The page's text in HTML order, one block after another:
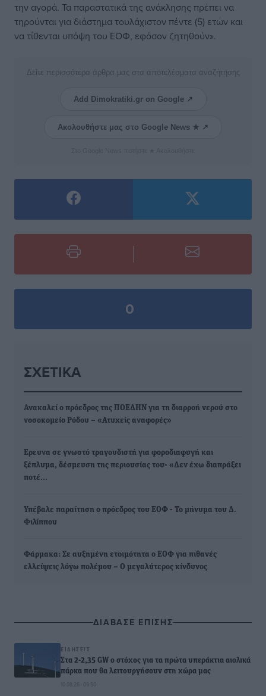
την αγορά. Τα παραστατικά της ανάκλησης πρέπει να
τηρούνται για διάστημα τουλάχιστον πέντε (5) ετών και
να τίθενται υπόψη του ΕΟΦ, εφόσον ζητηθούν».
Δείτε περισσότερα άρθρα μας στα αποτελέσματα αναζήτησης
Add Dimokratiki.gr on Google ↗
Ακολουθήστε μας στο Google News ★ ↗
0
ΣΧΕΤΙΚΆ
Ανακαλεί ο πρόεδρος της ΠΟΕΔΗΝ για τη διαρροή νερού στο
νοσοκομείο Ρόδου – «Ατυχείς αναφορές»
Ερευνα σε γνωστό τραγουδιστή για φοροδιαφυγή και
ξέπλυμα, δέσμευση της περιουσίας του- «Δεν έχω διαπράξει
ποτέ…
Υπέβαλε παραίτηση ο πρόεδρος του ΕΟΦ - Το μήνυμα του Δ.
Φιλίππου
Φάρμακα: Σε αυξημένη ετοιμότητα ο ΕΟΦ για πιθανές
ελλείψεις λόγω πολέμου – Ο μεγαλύτερος κίνδυνος
ΔΙΑΒΑΣΕ ΕΠΙΣΗΣ
ΕΙΔΉΣΕΙΣ
Στα 2-2,35 GW ο στόχος για τα πρώτα υπεράκτια αιολικά
πάρκα που θα λειτουργήσουν στη χώρα μας
10.08.26 · 09:50